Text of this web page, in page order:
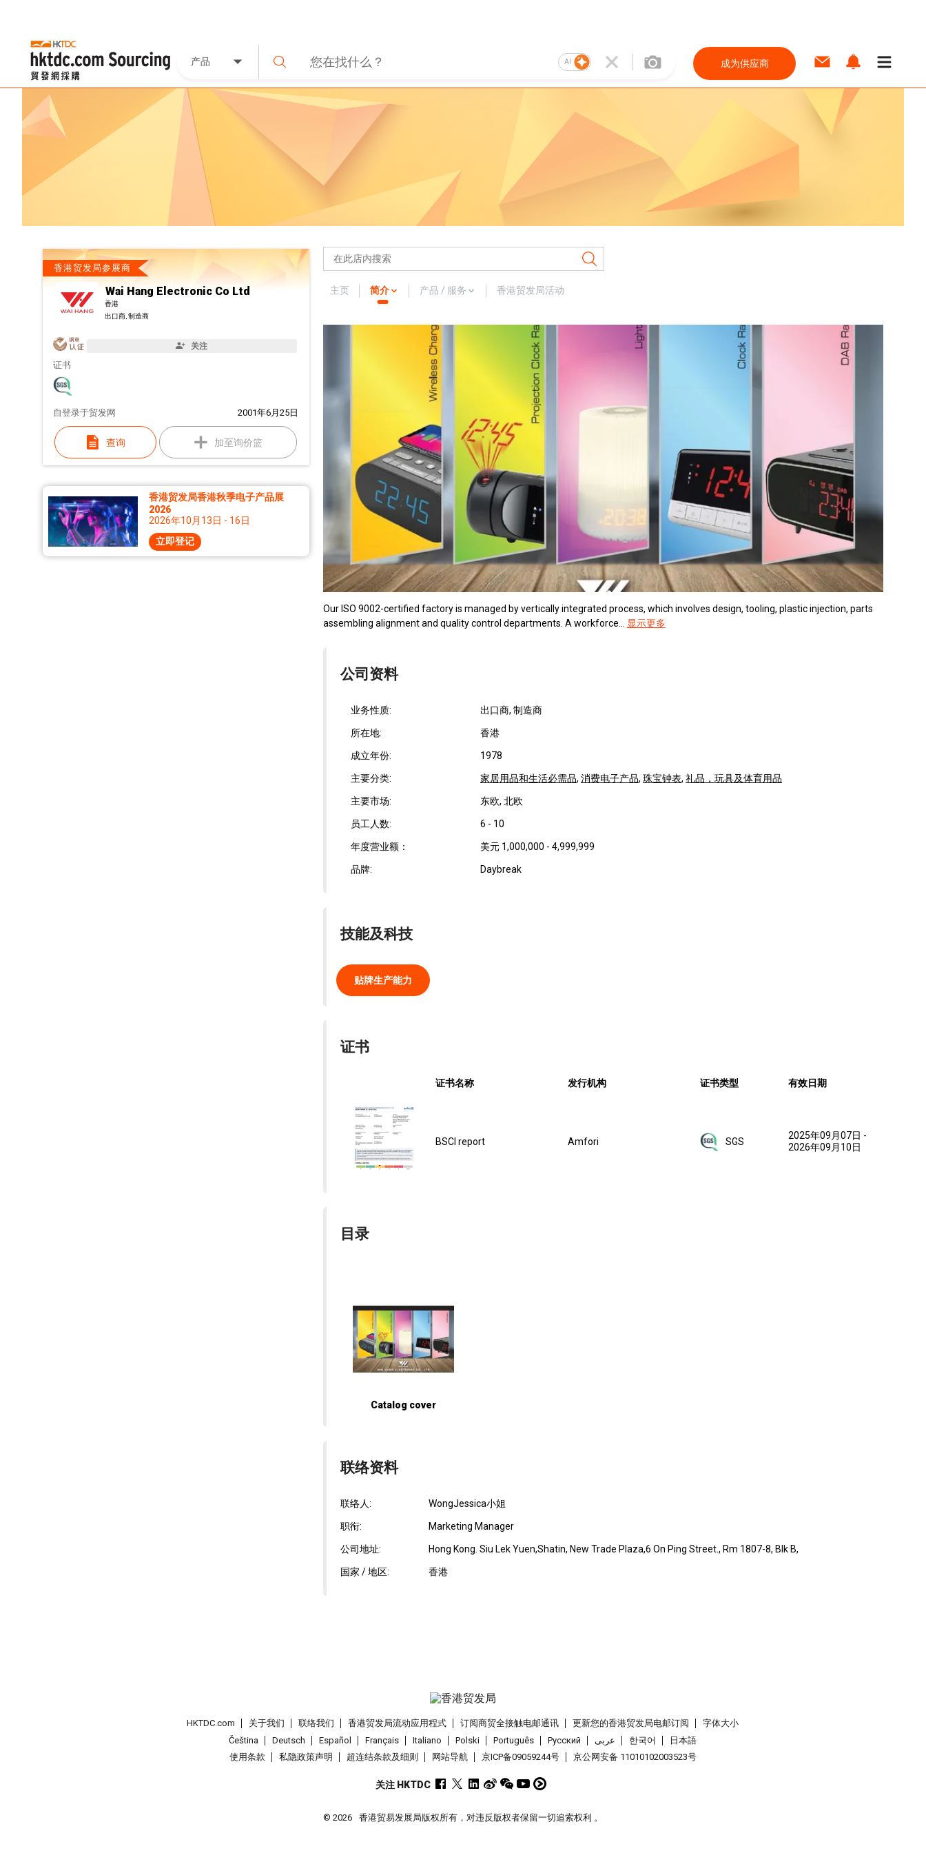
产品 AI 成为供应商
香港贸发局参展商
Wai Hang Electronic Co Ltd
香港
出口商, 制造商
关注
证书
自 2001年6月25日
登录于贸发网
查询 加至询价篮
香港贸发局香港秋季电子产品展
2026
2026年10月13日 - 16日
立即登记
主页 简介 产品 / 服务 香港贸发局活动
Our ISO 9002-certified factory is managed by vertically integrated process, which involves design, tooling, plastic injection, parts
assembling alignment and quality control departments. A workforce...
显示更多
公司资料
业务性质: 出口商, 制造商
所在地: 香港
成立年份: 1978
主要分类: 家居用品和生活必需品, 消费电子产品, 珠宝钟表, 礼品，玩具及体育用品
主要市场: 东欧, 北欧
员工人数: 6 - 10
年度营业额： 美元 1,000,000 - 4,999,999
品牌: Daybreak
技能及科技
贴牌生产能力
证书
证书名称 发行机构 证书类型 有效日期
BSCI report Amfori SGS
2025年09月07日 -
2026年09月10日
目录
Catalog cover
联络资料
联络人: WongJessica小姐
职衔: Marketing Manager
公司地址: Hong Kong. Siu Lek Yuen,Shatin, New Trade Plaza,6 On Ping Street., Rm 1807-8, Blk B,
国家 / 地区: 香港
HKTDC.com 关于我们 联络我们 香港贸发局流动应用程式 订阅商贸全接触电邮通讯 更新您的香港贸发局电邮订阅
字体大小
Čeština
Deutsch Español Français Italiano Polski Português Pусский عربى 한국어
日本語
使用条款
私隐政策声明 超连结条款及细则 网站导航 京ICP备09059244号 京公网安备 11010102003523号
关注 HKTDC
© 2026 香港贸易发展局版权所有，对违反版权者保留一切追索权利 。